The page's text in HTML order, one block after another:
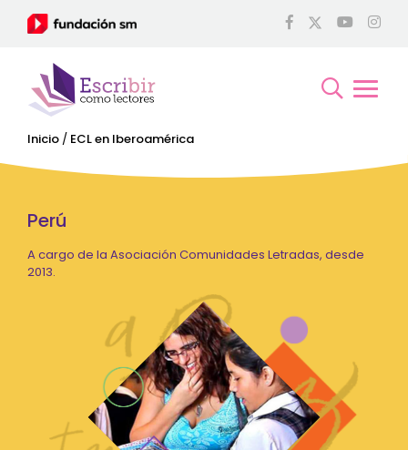
Inicio / ECL en Iberoamérica
Perú
A cargo de la Asociación Comunidades Letradas, desde
2013.